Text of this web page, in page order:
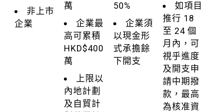
非上市
企業
萬
企業最
高可累積
HKD$400
萬
上限以
內地計劃
及自貿計
50%
企業須
以現金形
式承擔餘
下開支
如項目
推行 18
至 24 個
月內，可
視乎進度
及開支申
請中期撥
款，最高
為核准資